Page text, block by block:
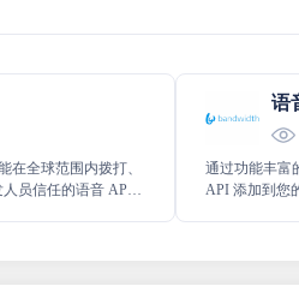
在全球范围内拨打、
员信任的语音 API
语
通过功能丰富
API 添加到您